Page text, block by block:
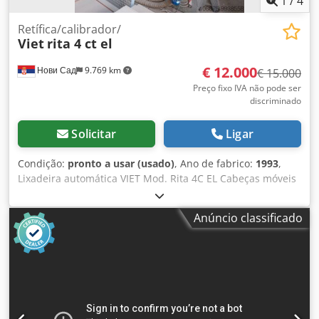
Нови Сад 9.769 km
Retífica/calibrador/
Viet rita 4 ct el
€ 12.000€ 15.000
Preço fixo IVA não pode ser
discriminado
Solicitar Ligar
Condição: pronto a usar (usado), Ano de fabrico: 1993,
Lixadeira automática VIET Mod. Rita 4C EL Cabeças móveis
de plano fixo Largura de trabalho 1350 mm Altura de
trabalho 4 - 160mm N.º 03 depressores do exaustor
diâmetro 150 mm Velocidade de alimentação da correia 6 -
20 com inversor de 3 kw Escova de limpeza de alcatifa com
diâmetro de 120 mm Composição: 1ª unidade de
Três exaustores de 140 mm de diâmetro 2º rolo de lixagem
Anúncio classificado